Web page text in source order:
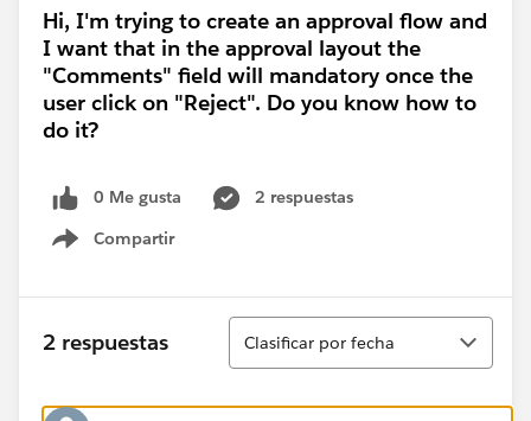
Hi, I'm trying to create an approval flow and
I want that in the approval layout the
"Comments" field will mandatory once the
user click on "Reject". Do you know how to
do it?
0 Me gusta
2 respuestas
Compartir
Show menu
2 respuestas
Ordenar
Clasificar por fecha